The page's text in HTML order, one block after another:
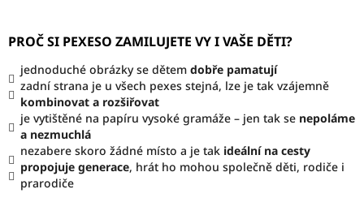
PROČ SI PEXESO ZAMILUJETE VY I VAŠE DĚTI?
jednoduché obrázky se dětem dobře pamatují
zadní strana je u všech pexes stejná, lze je tak vzájemně
kombinovat a rozšiřovat
je vytištěné na papíru vysoké gramáže – jen tak se nepoláme
a nezmuchlá
nezabere skoro žádné místo a je tak ideální na cesty
propojuje generace, hrát ho mohou společně děti, rodiče i
prarodiče